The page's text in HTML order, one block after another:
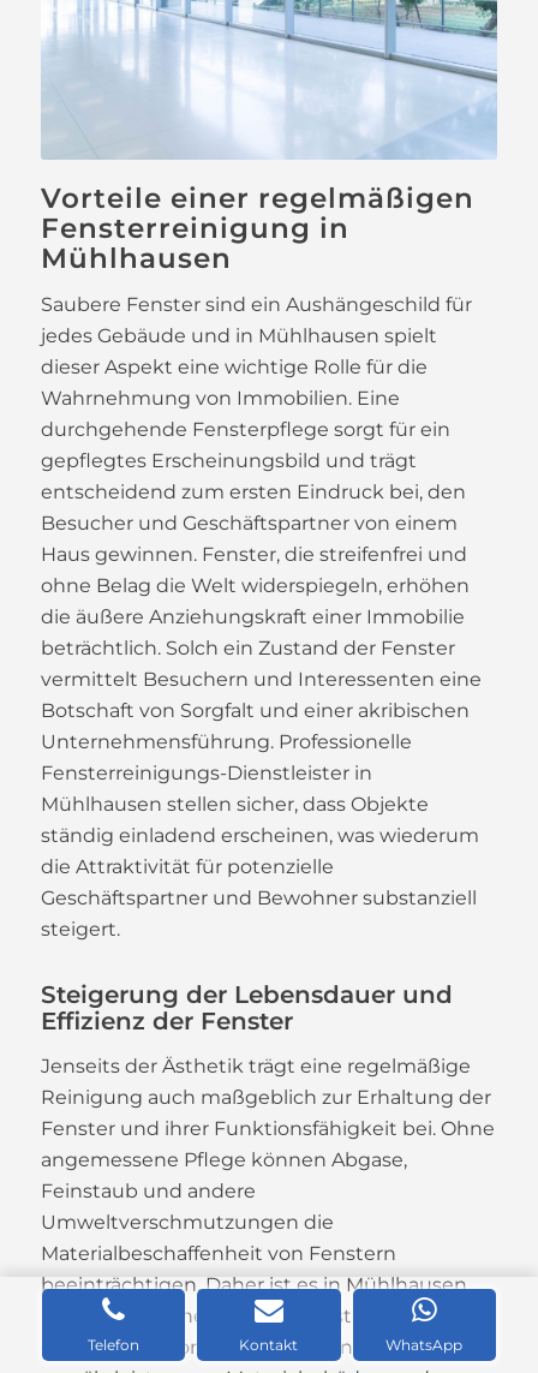
Vorteile einer regelmäßigen
Fensterreinigung in
Mühlhausen
Saubere Fenster sind ein Aushängeschild für
jedes Gebäude und in Mühlhausen spielt
dieser Aspekt eine wichtige Rolle für die
Wahrnehmung von Immobilien. Eine
durchgehende Fensterpflege sorgt für ein
gepflegtes Erscheinungsbild und trägt
entscheidend zum ersten Eindruck bei, den
Besucher und Geschäftspartner von einem
Haus gewinnen. Fenster, die streifenfrei und
ohne Belag die Welt widerspiegeln, erhöhen
die äußere Anziehungskraft einer Immobilie
beträchtlich. Solch ein Zustand der Fenster
vermittelt Besuchern und Interessenten eine
Botschaft von Sorgfalt und einer akribischen
Unternehmensführung. Professionelle
Fensterreinigungs-Dienstleister in
Mühlhausen stellen sicher, dass Objekte
ständig einladend erscheinen, was wiederum
die Attraktivität für potenzielle
Geschäftspartner und Bewohner substanziell
steigert.
Steigerung der Lebensdauer und
Effizienz der Fenster
Jenseits der Ästhetik trägt eine regelmäßige
Reinigung auch maßgeblich zur Erhaltung der
Fenster und ihrer Funktionsfähigkeit bei. Ohne
angemessene Pflege können Abgase,
Feinstaub und andere
Umweltverschmutzungen die
Materialbeschaffenheit von Fenstern
beeinträchtigen. Daher ist es in Mühlhausen
unerlässlich, eine konstante Instandhaltung
durch professionelle Fensterreinigung zu
Telefon Kontakt WhatsApp